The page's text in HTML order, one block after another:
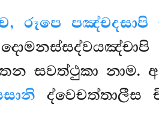
රූපෙ පඤ්චදසාපි
සවත්ථුකා නාම.
ද්වෙචත්තාලීස